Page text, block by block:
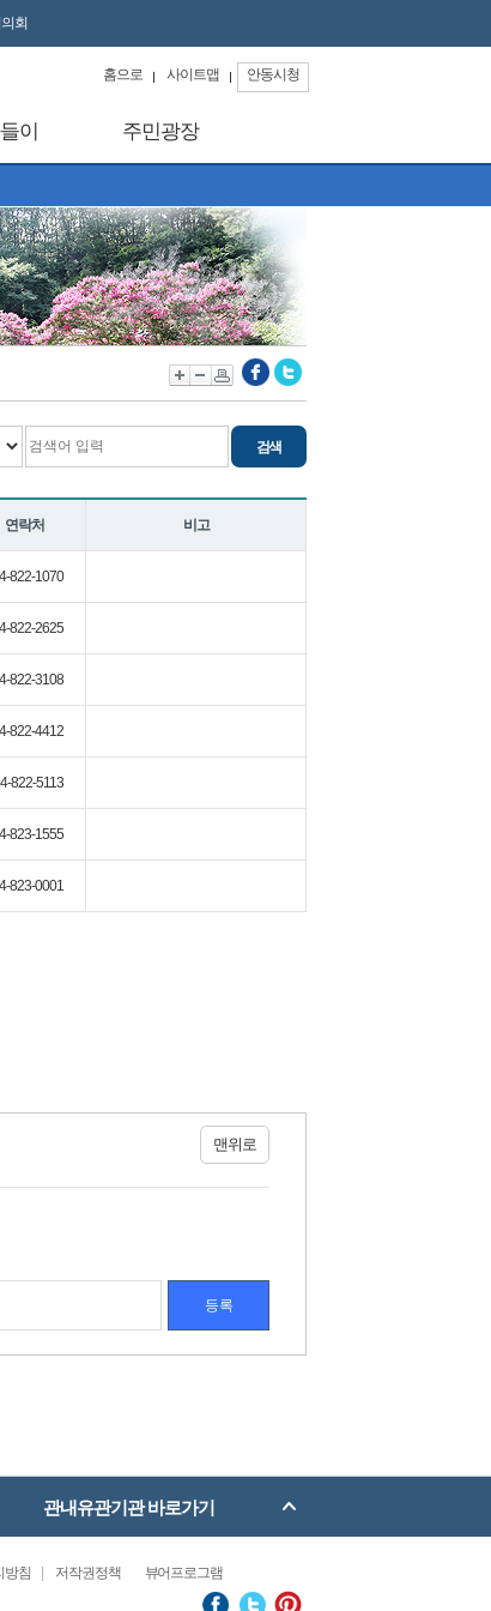
회
홈으로 사이트맵 안동시청
이 주민광장
연락처 비고
822-1070
822-2625
822-3108
822-4412
822-5113
823-1555
823-0001
맨위로
관내유관기관 바로가기
방침 저작권정책
뷰어프로그램